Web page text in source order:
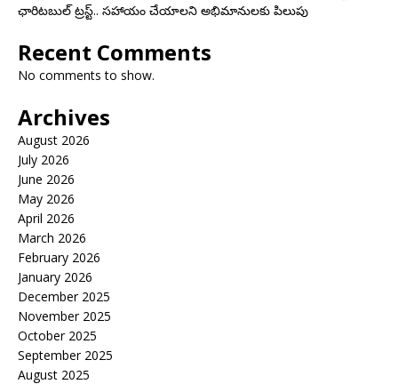
ఛారిటబుల్ ట్రస్ట్.. సహాయం చేయాలని అభిమానులకు పిలుపు
Recent Comments
No comments to show.
Archives
August 2026
July 2026
June 2026
May 2026
April 2026
March 2026
February 2026
January 2026
December 2025
November 2025
October 2025
September 2025
August 2025